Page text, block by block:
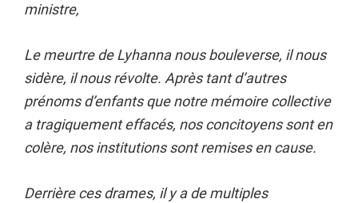
ministre,
Le meurtre de Lyhanna nous bouleverse, il nous
sidère, il nous révolte. Après tant d’autres
prénoms d’enfants que notre mémoire collective
a tragiquement effacés, nos concitoyens sont en
colère, nos institutions sont remises en cause.
Derrière ces drames, il y a de multiples